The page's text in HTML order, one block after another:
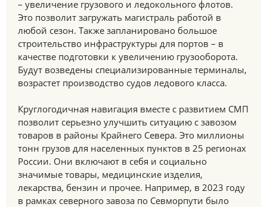
– увеличение грузового и ледокольного флотов.
Это позволит загружать магистраль работой в
любой сезон. Также запланировано большое
строительство инфраструктуры для портов – в
качестве подготовки к увеличению грузооборота.
Будут возведены специализированные терминалы,
возрастет производство судов ледового класса.
Круглогодичная навигация вместе с развитием СМП
позволит серьезно улучшить ситуацию с завозом
товаров в районы Крайнего Севера. Это миллионы
тонн грузов для населенных пунктов в 25 регионах
России. Они включают в себя и социально
значимые товары, медицинские изделия,
лекарства, бензин и прочее. Например, в 2023 году
в рамках северного завоза по Севморпути было